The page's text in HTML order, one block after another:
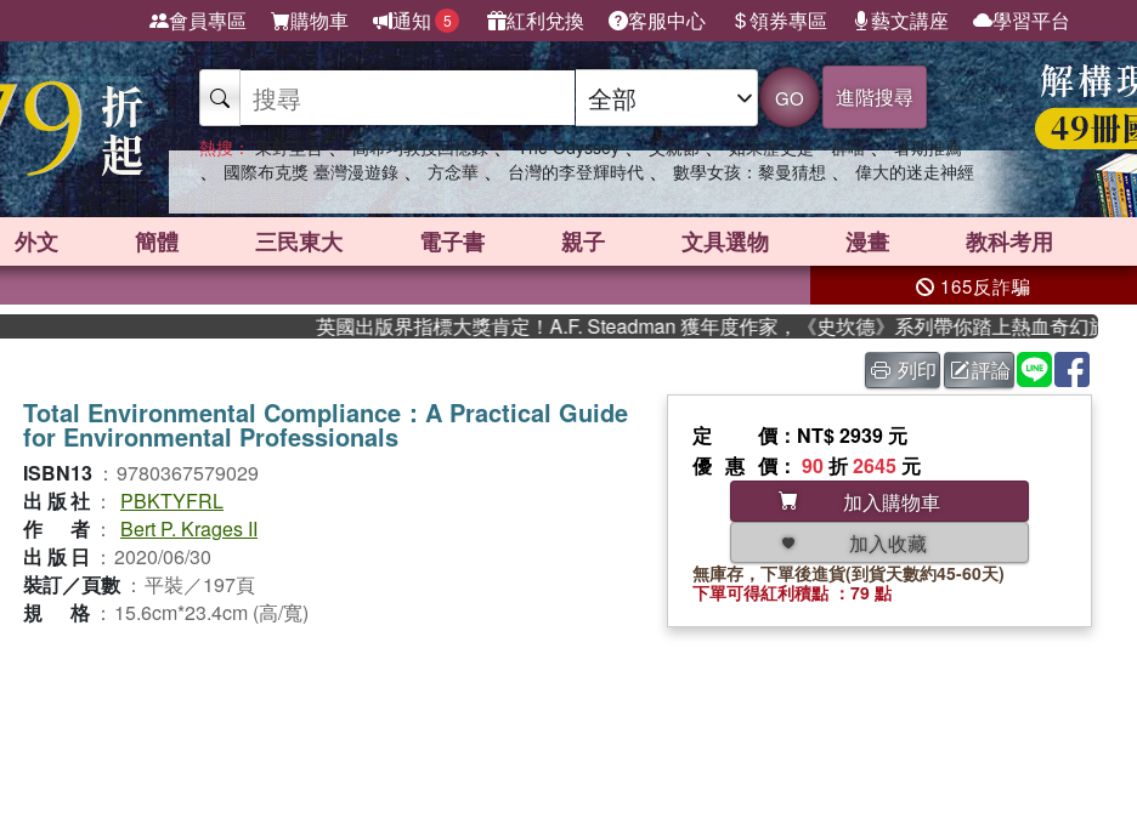
會員專區 購物車 通知 5 紅利兌換 客服中心 領券專區 藝文講座 學習平台
GO 進階搜尋
熱搜： 東野圭吾 、 高希均教授回憶錄 、 The Odyssey 、 父親節 、 如果歷史是一群喵 、 暑期推薦
、 國際布克獎 臺灣漫遊錄 、 方念華 、 台灣的李登輝時代 、 數學女孩：黎曼猜想 、 偉大的迷走神經
外文 簡體 三民東大 電子書 親子 文具選物 漫畫 教科考用
165反詐騙
英國出版界指標大獎肯定！A.F. Steadman 獲年度作家，《史坎德》系列帶你踏上熱血奇幻旅程
列印 評論
Total Environmental Compliance：A Practical Guide
for Environmental Professionals
ISBN13 ： 9780367579029
出版社 ：
PBKTYFRL
作者 ：
Bert P. Krages II
出版日 ： 2020/06/30
裝訂／頁數 ： 平裝／197頁
規格 ： 15.6cm*23.4cm (高/寬)
定價 ：NT$ 2939 元
優惠價 ： 90折2645 元
加入購物車
加入收藏
無庫存，下單後進貨(到貨天數約45-60天)
下單可得紅利積點 ：79 點